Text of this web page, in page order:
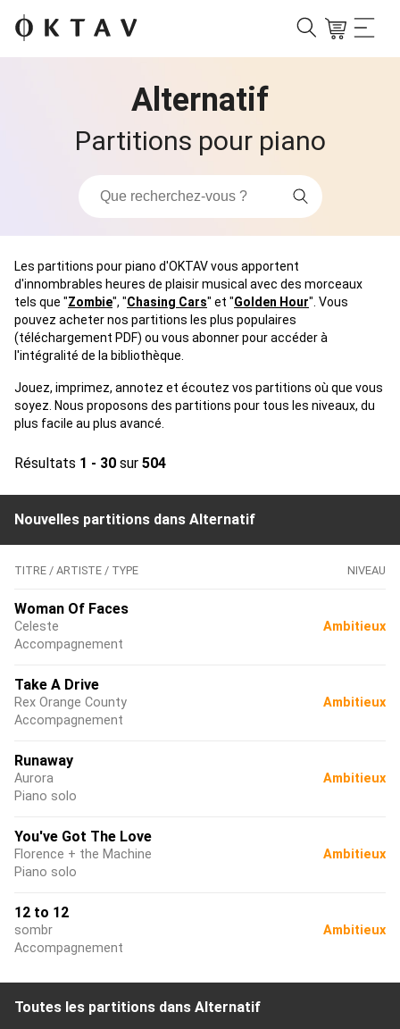
Alternatif
Partitions pour piano
Les partitions pour piano d'OKTAV vous apportent
d'innombrables heures de plaisir musical avec des morceaux
tels que "Zombie", "Chasing Cars" et "Golden Hour". Vous
pouvez acheter nos partitions les plus populaires
(téléchargement PDF) ou vous abonner pour accéder à
l'intégralité de la bibliothèque.
Jouez, imprimez, annotez et écoutez vos partitions où que vous
soyez. Nous proposons des partitions pour tous les niveaux, du
plus facile au plus avancé.
Résultats 1 - 30 sur 504
Nouvelles partitions dans Alternatif
TITRE / ARTISTE / TYPE NIVEAU
Woman Of Faces
Celeste
Accompagnement
Ambitieux
Take A Drive
Rex Orange County
Accompagnement
Ambitieux
Runaway
Aurora
Piano solo
Ambitieux
You've Got The Love
Florence + the Machine
Piano solo
Ambitieux
12 to 12
sombr
Accompagnement
Ambitieux
Toutes les partitions dans Alternatif